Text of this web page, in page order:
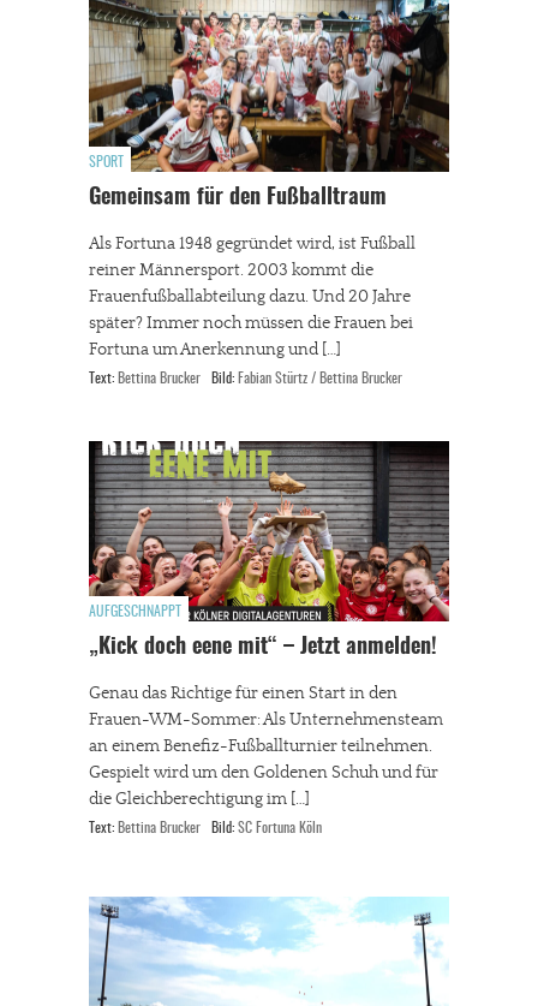
SPORT
Gemeinsam für den Fußballtraum
Als Fortuna 1948 gegründet wird, ist Fußball
reiner Männersport. 2003 kommt die
Frauenfußballabteilung dazu. Und 20 Jahre
später? Immer noch müssen die Frauen bei
Fortuna um Anerkennung und […]
Text: Bettina Brucker Bild: Fabian Stürtz / Bettina Brucker
AUFGESCHNAPPT
„Kick doch eene mit“ – Jetzt anmelden!
Genau das Richtige für einen Start in den
Frauen-WM-Sommer: Als Unternehmensteam
an einem Benefiz-Fußballturnier teilnehmen.
Gespielt wird um den Goldenen Schuh und für
die Gleichberechtigung im […]
Text: Bettina Brucker Bild: SC Fortuna Köln